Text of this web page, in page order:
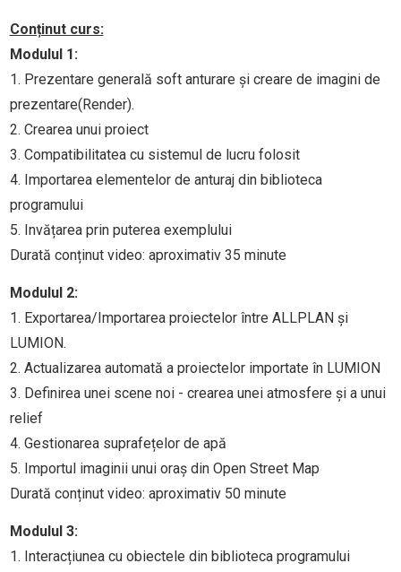
Conținut curs:
Modulul 1:
1. Prezentare generală soft anturare și creare de imagini de
prezentare(Render).
2. Crearea unui proiect
3. Compatibilitatea cu sistemul de lucru folosit
4. Importarea elementelor de anturaj din biblioteca
programului
5. Invățarea prin puterea exemplului
Durată conținut video: aproximativ 35 minute
Modulul 2:
1. Exportarea/Importarea proiectelor între ALLPLAN și
LUMION.
2. Actualizarea automată a proiectelor importate în LUMION
3. Definirea unei scene noi - crearea unei atmosfere și a unui
relief
4. Gestionarea suprafețelor de apă
5. Importul imaginii unui oraș din Open Street Map
Durată conținut video: aproximativ 50 minute
Modulul 3:
1. Interacțiunea cu obiectele din biblioteca programului